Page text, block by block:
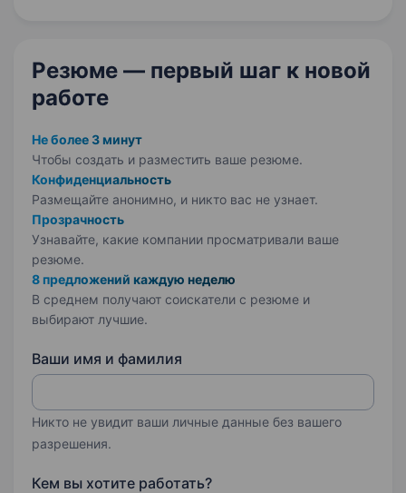
Резюме — первый шаг к новой
работе
Не более 3 минут
Чтобы создать и разместить ваше резюме.
Конфиденциальность
Размещайте анонимно, и никто вас не узнает.
Прозрачность
Узнавайте, какие компании просматривали ваше
резюме.
8 предложений каждую неделю
В среднем получают соискатели с резюме и
выбирают лучшие.
Ваши имя и фамилия
Никто не увидит ваши личные данные без вашего
разрешения.
Кем вы хотите работать?